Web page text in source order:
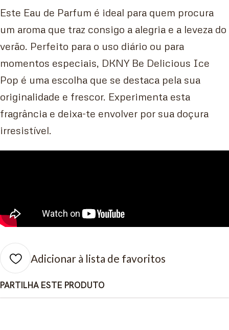
Este Eau de Parfum é ideal para quem procura
um aroma que traz consigo a alegria e a leveza do
verão. Perfeito para o uso diário ou para
momentos especiais, DKNY Be Delicious Ice
Pop é uma escolha que se destaca pela sua
originalidade e frescor. Experimenta esta
fragrância e deixa-te envolver por sua doçura
irresistível.
Adicionar à lista de favoritos
PARTILHA ESTE PRODUTO